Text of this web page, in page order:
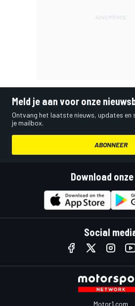
Meld je aan voor onze
Ontvang het laatste nieuws, updates en
je mailbox.
ABONNEER
Download
Social
Motor1.com